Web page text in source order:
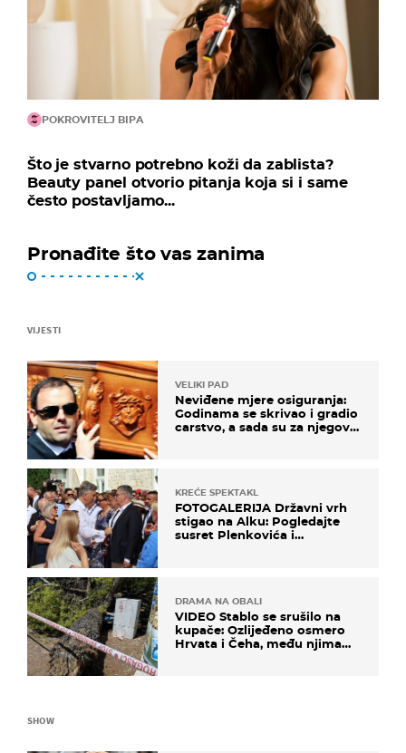
POKROVITELJ BIPA
Što je stvarno potrebno koži da zablista?
Beauty panel otvorio pitanja koja si i same
često postavljamo...
Pronađite što vas zanima
VIJESTI
VELIKI PAD
Neviđene mjere osiguranja:
Godinama se skrivao i gradio
carstvo, a sada su za njegovo
KREĆE SPEKTAKL
FOTOGALERIJA Državni vrh
stigao na Alku: Pogledajte
susret Plenkovića i
DRAMA NA OBALI
VIDEO Stablo se srušilo na
kupače: Ozlijeđeno osmero
Hrvata i Čeha, među njima
SHOW